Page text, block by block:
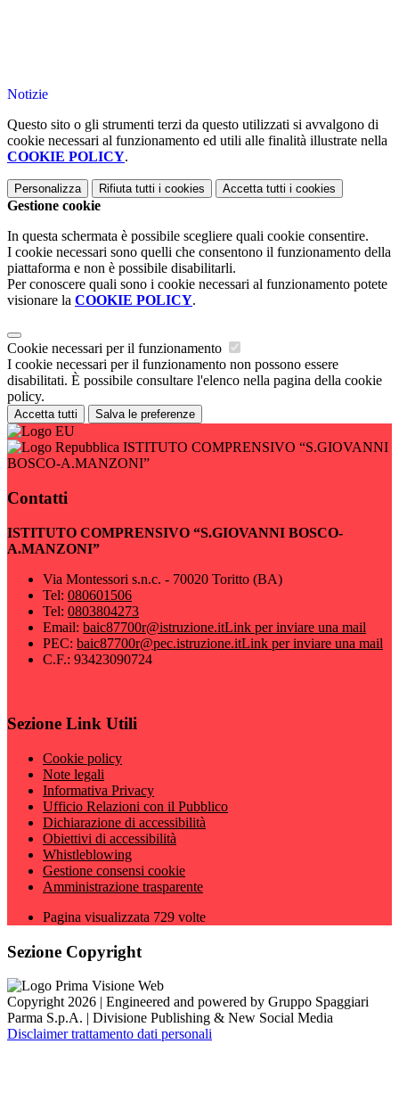
Notizie
Questo sito o gli strumenti terzi da questo utilizzati si avvalgono di
cookie necessari al funzionamento ed utili alle finalità illustrate nella
COOKIE POLICY.
Personalizza Rifiuta tutti i cookies Accetta tutti i cookies
Gestione cookie
In questa schermata è possibile scegliere quali cookie consentire.
I cookie necessari sono quelli che consentono il funzionamento della
piattaforma e non è possibile disabilitarli.
Per conoscere quali sono i cookie necessari al funzionamento potete
visionare la COOKIE POLICY.
Cookie necessari per il funzionamento
I cookie necessari per il funzionamento non possono essere
disabilitati. È possibile consultare l'elenco nella pagina della cookie
policy.
Accetta tutti Salva le preferenze
ISTITUTO COMPRENSIVO “S.GIOVANNI
BOSCO-A.MANZONI”
Contatti
ISTITUTO COMPRENSIVO “S.GIOVANNI BOSCO-
A.MANZONI”
Via Montessori s.n.c. - 70020 Toritto (BA)
Tel: 080601506
Tel: 0803804273
Email: baic87700r@istruzione.itLink per inviare una mail
PEC: baic87700r@pec.istruzione.itLink per inviare una mail
C.F.: 93423090724
Sezione Link Utili
Cookie policy
Note legali
Informativa Privacy
Ufficio Relazioni con il Pubblico
Dichiarazione di accessibilità
Obiettivi di accessibilità
Whistleblowing
Gestione consensi cookie
Amministrazione trasparente
Pagina visualizzata 729 volte
Sezione Copyright
Copyright 2026 | Engineered and powered by Gruppo Spaggiari
Parma S.p.A. | Divisione Publishing & New Social Media
Disclaimer trattamento dati personali